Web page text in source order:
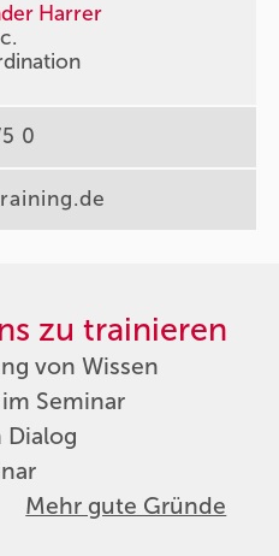
Harrer
0
zu trainieren
von Wissen
Seminar
Mehr gute Gründe